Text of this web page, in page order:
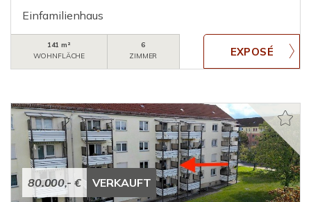
Einfamilienhaus
141 m²
WOHNFLÄCHE
6
ZIMMER
80.000,- € VERKAUFT